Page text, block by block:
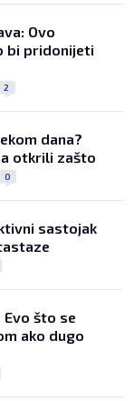
Ovo
bi pridonijeti
2
dana?
otkrili zašto
0
sastojak
što se
ako dugo